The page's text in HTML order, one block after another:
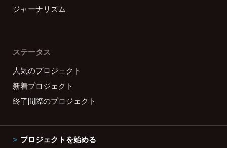
ジャーナリズム
ステータス
人気のプロジェクト
新着プロジェクト
終了間際のプロジェクト
プロジェクトを始める